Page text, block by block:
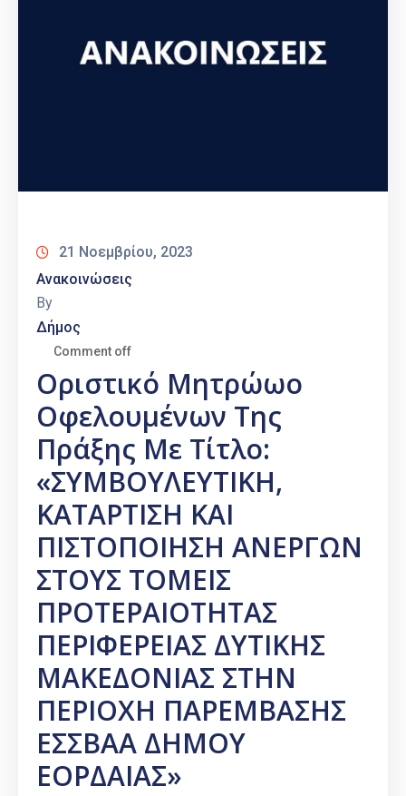
21 Νοεμβρίου, 2023
Ανακοινώσεις
By
Δήμος
Comment off
Οριστικό Μητρώωο
Οφελουμένων Της
Πράξης Με Τίτλο:
«ΣΥΜΒΟΥΛΕΥΤΙΚΗ,
ΚΑΤΑΡΤΙΣΗ ΚΑΙ
ΠΙΣΤΟΠΟΙΗΣΗ ΑΝΕΡΓΩΝ
ΣΤΟΥΣ ΤΟΜΕΙΣ
ΠΡΟΤΕΡΑΙΟΤΗΤΑΣ
ΠΕΡΙΦΕΡΕΙΑΣ ΔΥΤΙΚΗΣ
ΜΑΚΕΔΟΝΙΑΣ ΣΤΗΝ
ΠΕΡΙΟΧΗ ΠΑΡΕΜΒΑΣΗΣ
ΕΣΣΒΑΑ ΔΗΜΟΥ
ΕΟΡΔΑΙΑΣ»